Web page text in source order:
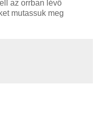
az orrban lévő
mutassuk meg